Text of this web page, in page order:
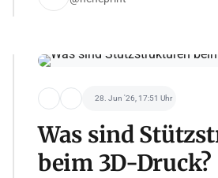
28. Jun '26, 17:51 Uhr
Was sind
beim 3D-Druck?